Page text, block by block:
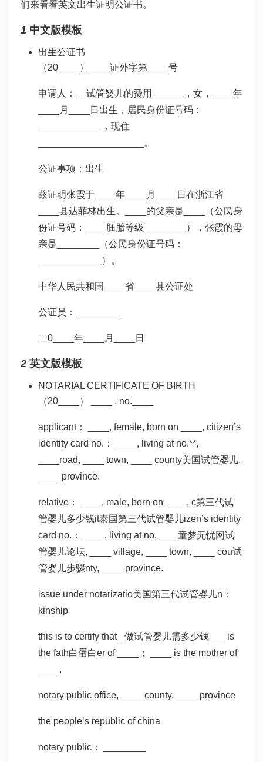
们来看看英文出生证明公证书。
1 中文版模板
出生公证书
（20____）____证外字第____号
申请人：__ 试管婴儿的费用
______，女，____年
____月____日出生，居民身份证号码：
____________，现住
____________________。
公证事项：出生
兹证明张霞于____年____月____日在浙江省
____县达菲林出生。____的父亲是____（公民身
份证号码：____
胚胎等级 ________），张霞的母
亲是________（公民身份证号码：
____________）。
中华人民共和国____省____县公证处
公证员：________
二0____年____月____日
2 英文版模板
NOTARIAL CERTIFICATE OF BIRTH
（20____） ____ , no.____
applicant： ____, female, born on ____, citizen’s
identity card no.： ____, living at no.**,
____road, ____ town, ____ county美国试管婴儿,
____ province.
relative： ____, male, born on ____, c第三代试
管婴儿多少钱it泰国第三代试管婴儿izen’s identity
card no.： ____, living at no.____ 童梦无忧网试
管婴儿论坛, ____ village, ____ town, ____ cou试
管婴儿步骤nty, ____ province.
issue under notarizatio美国第三代试管婴儿n：
kinship
this is to certify that _ 做试管婴儿需多少钱 ___ is
the fath白蛋白er of ____； ____ is the mother of
____.
notary public office, ____ county, ____ province
the people’s republic of china
notary public： ________